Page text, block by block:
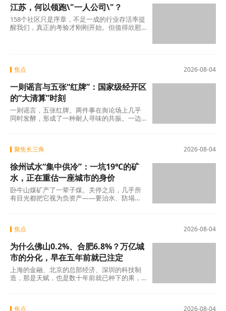
江苏，何以领跑\"一人公司\"？
158个社区只是序章，不足一成的行业存活率提
醒我们，真正的考验才刚刚开始。但值得欣慰
2026-08-04
焦点
一则谣言与五张“红牌”：国家级经开区
的“大清算”时刻
一则谣言，五张红牌。两件事在舆论场上几乎
同时发酵，形成了一种耐人寻味的共振。一边
2026-08-04
聚焦长三角
徐州试水“集中供冷”：一坑19℃的矿
水，正在重估一座城市的身价
卧牛山煤矿产了一辈子煤。关停之后，几乎所
有目光都把它视为负资产——要治水、防塌
2026-08-04
焦点
为什么佛山0.2%、合肥6.8%？万亿城
市的分化，早在五年前就已注定
上海的金融、北京的总部经济、深圳的科技制
造，那是天赋，也是数十年前就已种下的果，
2026-08-04
焦点